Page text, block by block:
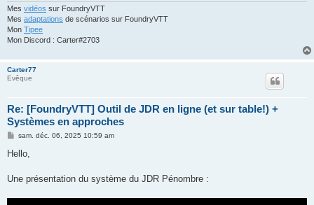
Mes vidéos sur FoundryVTT
Mes adaptations de scénarios sur FoundryVTT
Mon Tipee
Mon Discord : Carter#2703
Carter77
Evêque
Re: [FoundryVTT] Outil de JDR en ligne (et sur table!) +
Systèmes en approches
M
s
g
sam. déc. 06, 2025 10:59 am
Hello,
Une présentation du système du JDR Pénombre :